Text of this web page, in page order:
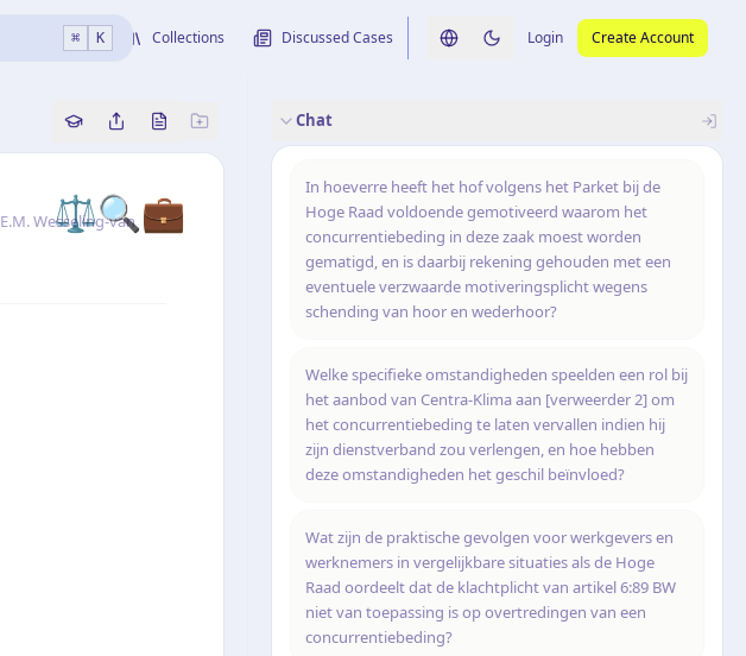
⌘ K Collections Discussed Cases Switch language
Switch to dark theme
Login Create Account
Copy source reference
Share this analysis
Bekijk originele uitspraak
⚖️🔍💼
E.M. Wesseling-van
Chat
In hoeverre heeft het hof volgens het Parket bij de
Hoge Raad voldoende gemotiveerd waarom het
concurrentiebeding in deze zaak moest worden
gematigd, en is daarbij rekening gehouden met een
eventuele verzwaarde motiveringsplicht wegens
schending van hoor en wederhoor?
Welke specifieke omstandigheden speelden een rol bij
het aanbod van Centra-Klima aan [verweerder 2] om
het concurrentiebeding te laten vervallen indien hij
zijn dienstverband zou verlengen, en hoe hebben
deze omstandigheden het geschil beïnvloed?
Wat zijn de praktische gevolgen voor werkgevers en
werknemers in vergelijkbare situaties als de Hoge
Raad oordeelt dat de klachtplicht van artikel 6:89 BW
niet van toepassing is op overtredingen van een
concurrentiebeding?